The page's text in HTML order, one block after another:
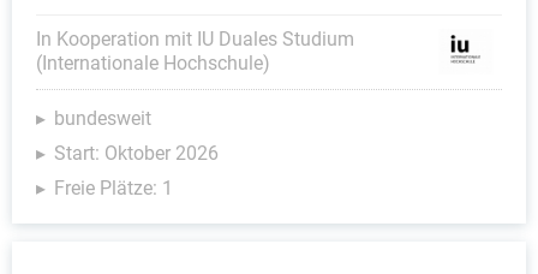
In Kooperation mit IU Duales Studium
(Internationale Hochschule)
bundesweit
Start: Oktober 2026
Freie Plätze: 1